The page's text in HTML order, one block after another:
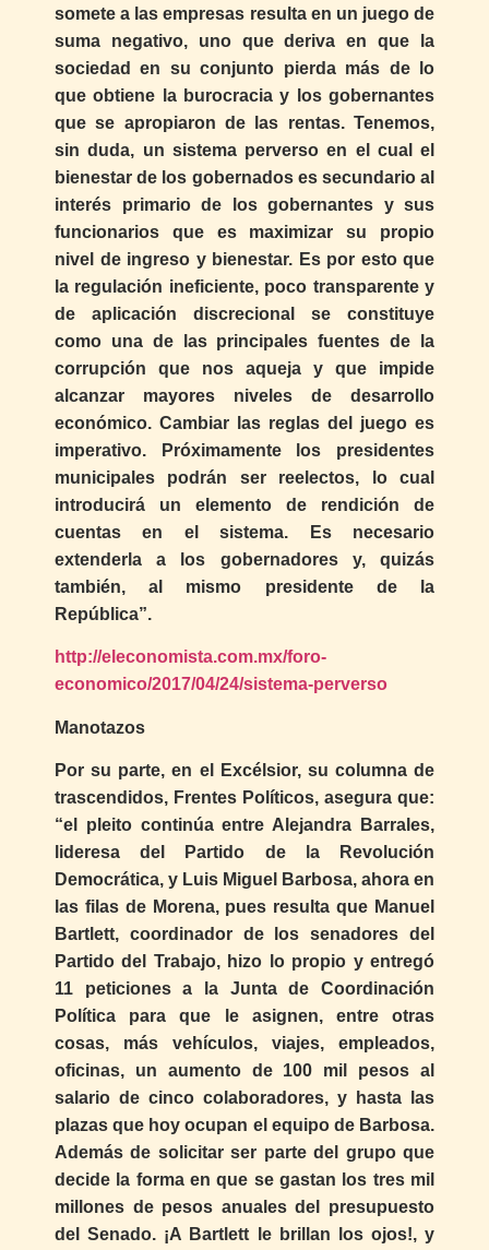
somete a las empresas resulta en un juego de
suma negativo, uno que deriva en que la
sociedad en su conjunto pierda más de lo
que obtiene la burocracia y los gobernantes
que se apropiaron de las rentas. Tenemos,
sin duda, un sistema perverso en el cual el
bienestar de los gobernados es secundario al
interés primario de los gobernantes y sus
funcionarios que es maximizar su propio
nivel de ingreso y bienestar. Es por esto que
la regulación ineficiente, poco transparente y
de aplicación discrecional se constituye
como una de las principales fuentes de la
corrupción que nos aqueja y que impide
alcanzar mayores niveles de desarrollo
económico. Cambiar las reglas del juego es
imperativo. Próximamente los presidentes
municipales podrán ser reelectos, lo cual
introducirá un elemento de rendición de
cuentas en el sistema. Es necesario
extenderla a los gobernadores y, quizás
también, al mismo presidente de la
República”.
http://eleconomista.com.mx/foro-
economico/2017/04/24/sistema-perverso
Manotazos
Por su parte, en el Excélsior, su columna de
trascendidos, Frentes Políticos, asegura que:
“el pleito continúa entre Alejandra Barrales,
lideresa del Partido de la Revolución
Democrática, y Luis Miguel Barbosa, ahora en
las filas de Morena, pues resulta que Manuel
Bartlett, coordinador de los senadores del
Partido del Trabajo, hizo lo propio y entregó
11 peticiones a la Junta de Coordinación
Política para que le asignen, entre otras
cosas, más vehículos, viajes, empleados,
oficinas, un aumento de 100 mil pesos al
salario de cinco colaboradores, y hasta las
plazas que hoy ocupan el equipo de Barbosa.
Además de solicitar ser parte del grupo que
decide la forma en que se gastan los tres mil
millones de pesos anuales del presupuesto
del Senado. ¡A Bartlett le brillan los ojos!, y